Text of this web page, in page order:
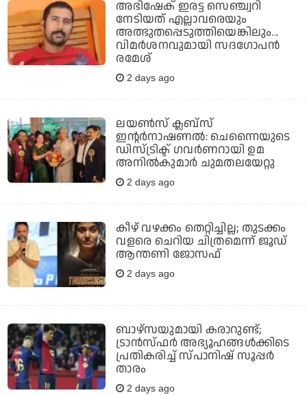
അഭിഷേക് ഇരട്ട സെഞ്ച്വറി
നേടിയത് എല്ലാവരെയും
അത്ഭുതപ്പെടുത്തിയെങ്കിലും...
വിമര്‍ശനവുമായി സദഗോപന്‍
രമേശ്
2 days ago
ലയണ്‍സ് ക്ലബ്‌സ്
ഇന്റര്‍നാഷണല്‍: ചെന്നൈയുടെ
ഡിസ്ട്രിക്ട് ഗവര്‍ണറായി ഉമ
അനില്‍കുമാര്‍ ചുമതലയേറ്റു
2 days ago
കീഴ് വഴക്കം തെറ്റിച്ചില്ല; തുടക്കം
വളരെ ചെറിയ ചിത്രമെന്ന് ജൂഡ്
ആന്തണി ജോസഫ്
2 days ago
ബാഴ്‌സയുമായി കരാറുണ്ട്;
ട്രാന്‍സ്ഫര്‍ അഭ്യൂഹങ്ങള്‍ക്കിടെ
പ്രതികരിച്ച് സ്പാനിഷ് സൂപ്പര്‍
താരം
2 days ago